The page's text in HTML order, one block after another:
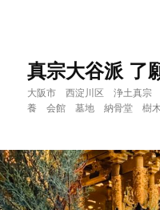
移
動
動
真宗大谷派 了
大阪市 西淀川区 浄土真
養 会館 墓地 納骨堂 樹